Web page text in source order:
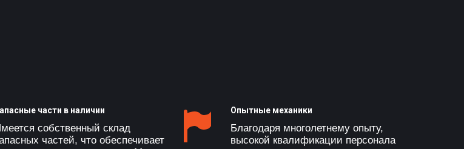
части в наличии
собственный склад
частей, что обеспечивает
Опытные механики
Благодаря многолетнему опыту,
высокой квалификации персонала